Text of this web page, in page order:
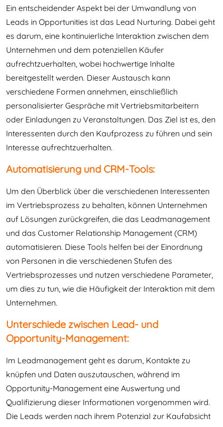
Ein entscheidender Aspekt bei der Umwandlung von
Leads in Opportunities ist das Lead Nurturing. Dabei geht
es darum, eine kontinuierliche Interaktion zwischen dem
Unternehmen und dem potenziellen Käufer
aufrechtzuerhalten, wobei hochwertige Inhalte
bereitgestellt werden. Dieser Austausch kann
verschiedene Formen annehmen, einschließlich
personalisierter Gespräche mit Vertriebsmitarbeitern
oder Einladungen zu Veranstaltungen. Das Ziel ist es, den
Interessenten durch den Kaufprozess zu führen und sein
Interesse aufrechtzuerhalten.
Automatisierung und CRM-Tools:
Um den Überblick über die verschiedenen Interessenten
im Vertriebsprozess zu behalten, können Unternehmen
auf Lösungen zurückgreifen, die das Leadmanagement
und das Customer Relationship Management (CRM)
automatisieren. Diese Tools helfen bei der Einordnung
von Personen in die verschiedenen Stufen des
Vertriebsprozesses und nutzen verschiedene Parameter,
um dies zu tun, wie die Häufigkeit der Interaktion mit dem
Unternehmen.
Unterschiede zwischen Lead- und
Opportunity-Management:
Im Leadmanagement geht es darum, Kontakte zu
knüpfen und Daten auszutauschen, während im
Opportunity-Management eine Auswertung und
Qualifizierung dieser Informationen vorgenommen wird.
Die Leads werden nach ihrem Potenzial zur Kaufabsicht